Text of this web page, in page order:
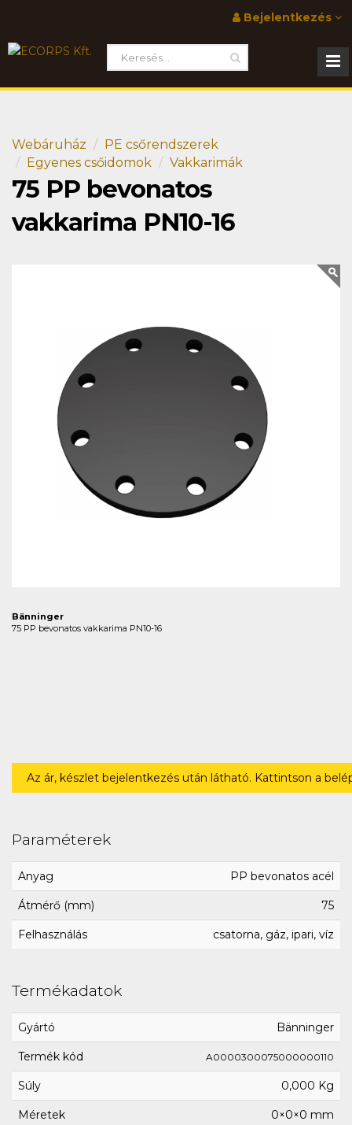
Bejelentkezés
Webáruház
PE csőrendszerek
Egyenes csőidomok
Vakkarimák
75 PP bevonatos
vakkarima PN10-16
Bänninger
75 PP bevonatos vakkarima PN10-16
Az ár, készlet bejelentkezés után látható. Kattintson a
Paraméterek
Anyag PP bevonatos acél
Átmérő (mm) 75
Felhasználás csatorna, gáz, ipari, víz
Termékadatok
Gyártó Bänninger
Termék kód A0000300075000000110
Súly 0,000 Kg
Méretek 0×0×0 mm